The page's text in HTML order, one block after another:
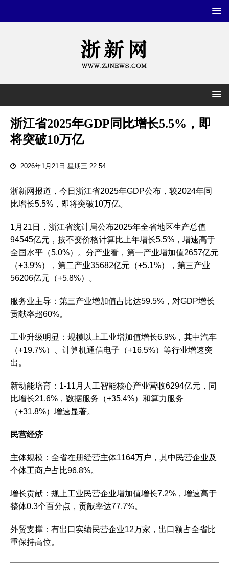
浙江省2025年GDP同比增长5.5%，即
将突破10万亿
2026年1月21日 星期三 22:54
浙新网报道，今日浙江省2025年GDP公布，较2024年同
比增长5.5%，即将突破10万亿。
1月21日，浙江省统计局公布2025年全省地区生产总值‌
94545亿元‌，按不变价格计算比上年增长‌5.5%‌，增速高于
全国水平（5.0%）。分产业看，第一产业增加值2657亿元
（+3.9%），第二产业35682亿元（+5.1%），第三产业
56206亿元（+5.8%）。‌‌
‌服务业主导‌：第三产业增加值占比达59.5%，对GDP增长
贡献率超60%。‌‌
‌工业升级明显‌：规模以上工业增加值增长6.9%，其中汽车
（+19.7%）、计算机通信电子（+16.5%）等行业增速突
出。‌‌
‌新动能培育‌：1-11月人工智能核心产业营收6294亿元，同
比增长21.6%，数据服务（+35.4%）和算力服务
（+31.8%）增速显著。‌‌
民营经济
‌主体规模‌：全省在册经营主体1164万户，其中民营企业及
个体工商户占比96.8%。‌‌
‌增长贡献‌：规上工业民营企业增加值增长7.2%，增速高于
整体0.3个百分点，贡献率达77.7%。‌‌
‌外贸支撑‌：有出口实绩民营企业12万家，出口额占全省比
重保持高位。‌‌